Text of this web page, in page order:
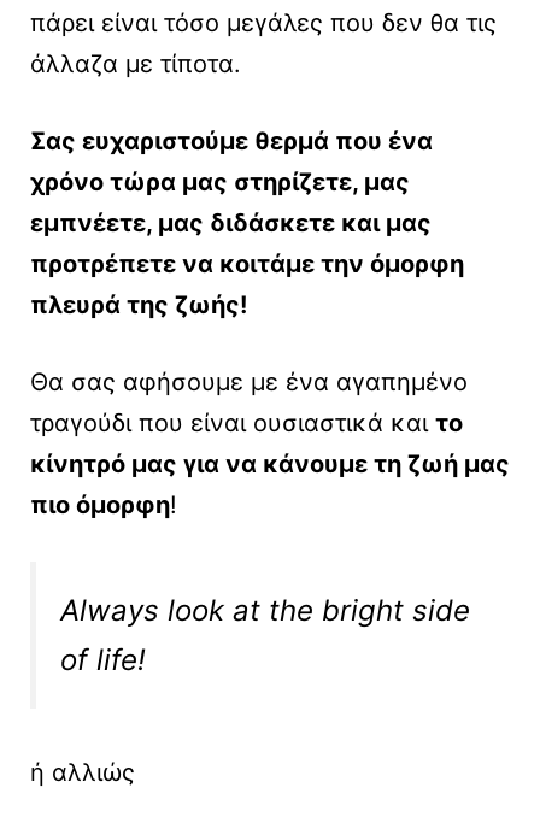
πάρει είναι τόσο μεγάλες που δεν θα τις
άλλαζα με τίποτα.
Σας ευχαριστούμε θερμά που ένα
χρόνο τώρα μας στηρίζετε, μας
εμπνέετε, μας διδάσκετε και μας
προτρέπετε να κοιτάμε την όμορφη
πλευρά της ζωής!
Θα σας αφήσουμε με ένα αγαπημένο
τραγούδι που είναι ουσιαστικά και το
κίνητρό μας για να κάνουμε τη ζωή μας
πιο όμορφη!
Always look at the bright side
of life!
ή αλλιώς